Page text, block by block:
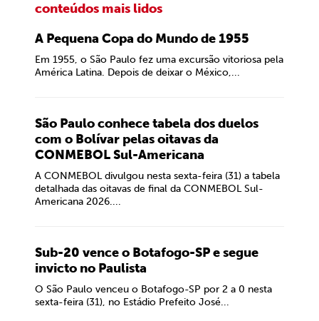
conteúdos mais lidos
A Pequena Copa do Mundo de 1955
Em 1955, o São Paulo fez uma excursão vitoriosa pela
América Latina. Depois de deixar o México,...
São Paulo conhece tabela dos duelos
com o Bolívar pelas oitavas da
CONMEBOL Sul-Americana
A CONMEBOL divulgou nesta sexta-feira (31) a tabela
detalhada das oitavas de final da CONMEBOL Sul-
Americana 2026....
Sub-20 vence o Botafogo-SP e segue
invicto no Paulista
O São Paulo venceu o Botafogo-SP por 2 a 0 nesta
sexta-feira (31), no Estádio Prefeito José...